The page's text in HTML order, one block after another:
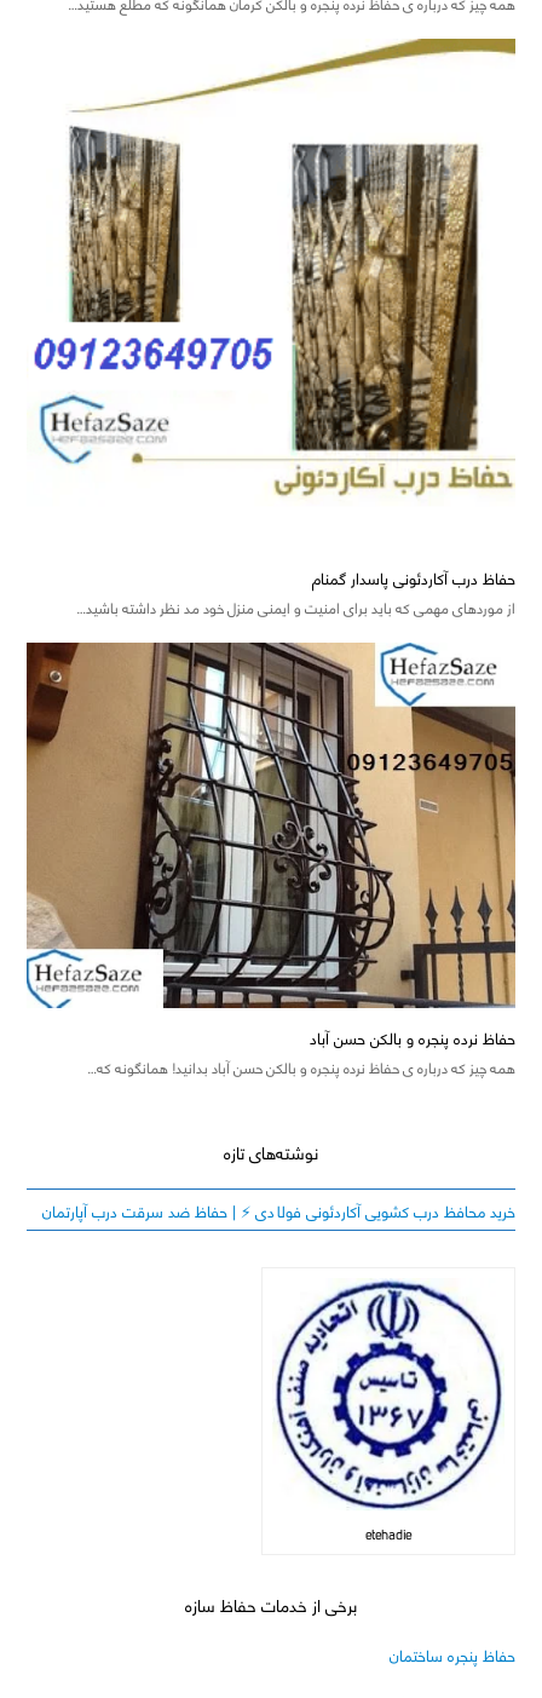
حفاظ درب آکاردئونی پاسدار گمنام
از موردهای مهمی که باید برای امنیت و ایمنی منزل خود مد نظر داشته باشید…
حفاظ نرده پنجره و بالکن حسن آباد
همه چیز که درباره ی حفاظ نرده پنجره و بالکن حسن آباد بدانید! همانگونه که…
نوشته‌های تازه
خرید محافظ درب کشویی آکاردئونی فولادی ⚡️ | حفاظ ضد سرقت درب آپارتمان
etehadie
برخی از خدمات حفاظ سازه
حفاظ پنجره ساختمان